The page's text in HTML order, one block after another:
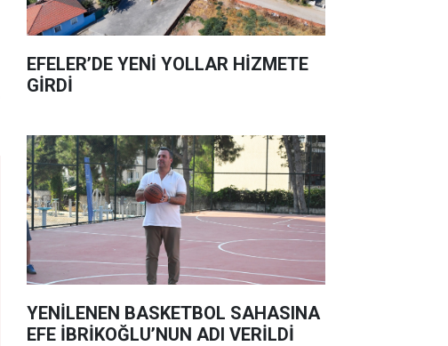
EFELER’DE YENİ YOLLAR HİZMETE
GİRDİ
YENİLENEN BASKETBOL SAHASINA
EFE İBRİKOĞLU’NUN ADI VERİLDİ